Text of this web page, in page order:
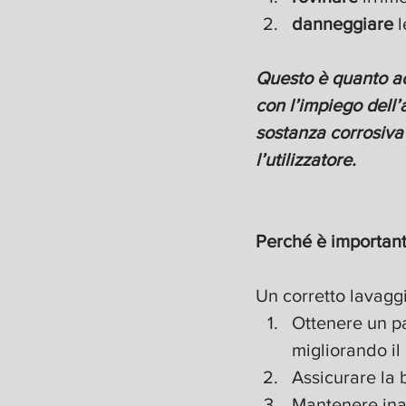
danneggiare
Questo è quanto
con l’impiego
sostanza
l’utilizzatore.
Perché è
Un corretto
Ottenere un
migliorando il
Assicurare la